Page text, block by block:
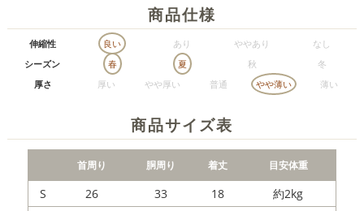
商品仕様
伸縮性 良い あり ややあり
なし
シーズン
春 夏 秋
冬
厚さ
厚い やや厚い 普通 やや薄い 薄い
商品サイズ表
首周り 胴周り 着丈 目安体重
S 26 33 18
約2kg